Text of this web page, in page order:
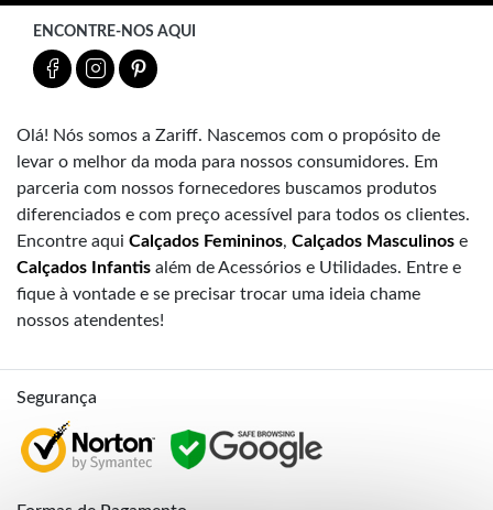
ENCONTRE-NOS AQUI
Olá! Nós somos a Zariff. Nascemos com o propósito de
levar o melhor da moda para nossos consumidores. Em
parceria com nossos fornecedores buscamos produtos
diferenciados e com preço acessível para todos os clientes.
Encontre aqui Calçados Femininos, Calçados Masculinos e
Calçados Infantis além de Acessórios e Utilidades. Entre e
fique à vontade e se precisar trocar uma ideia chame
nossos atendentes!
Segurança